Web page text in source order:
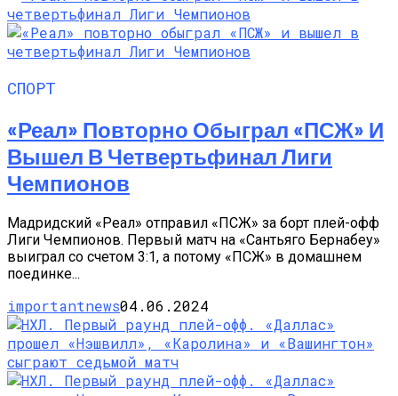
СПОРТ
«Реал» Повторно Обыграл «ПСЖ» И
Вышел В Четвертьфинал Лиги
Чемпионов
Мадридский «Реал» отправил «ПСЖ» за борт плей-офф
Лиги Чемпионов. Первый матч на «Сантьяго Бернабеу»
выиграл со счетом 3:1, а потому «ПСЖ» в домашнем
поединке...
importantnews04.06.2024